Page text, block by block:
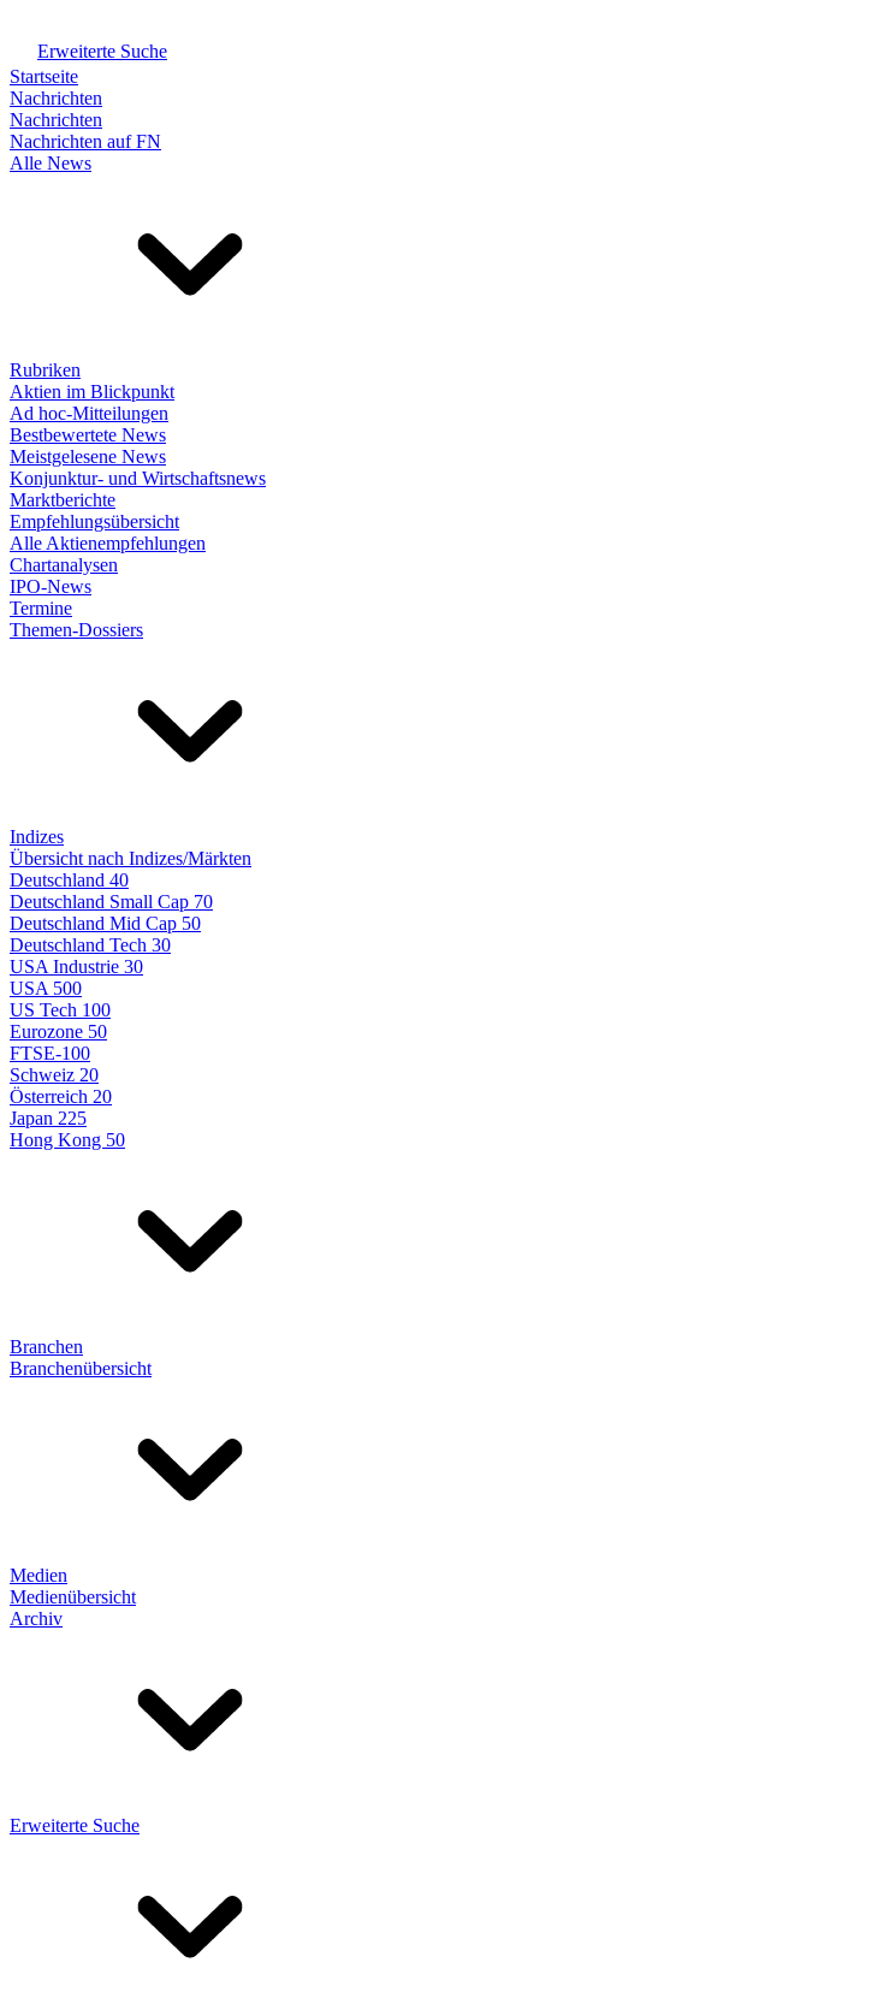
Erweiterte Suche
Startseite
Nachrichten
Nachrichten
Nachrichten auf FN
Alle News
Rubriken
Aktien im Blickpunkt
Ad hoc-Mitteilungen
Bestbewertete News
Meistgelesene News
Konjunktur- und Wirtschaftsnews
Marktberichte
Empfehlungsübersicht
Alle Aktienempfehlungen
Chartanalysen
IPO-News
Termine
Themen-Dossiers
Indizes
Übersicht nach Indizes/Märkten
Deutschland 40
Deutschland Small Cap 70
Deutschland Mid Cap 50
Deutschland Tech 30
USA Industrie 30
USA 500
US Tech 100
Eurozone 50
FTSE-100
Schweiz 20
Österreich 20
Japan 225
Hong Kong 50
Branchen
Branchenübersicht
Medien
Medienübersicht
Archiv
Erweiterte Suche